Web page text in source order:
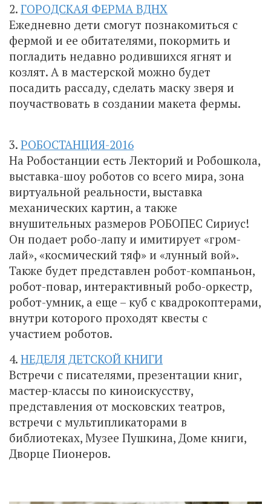
2. ГОРОДСКАЯ ФЕРМА ВДНХ
Ежедневно дети смогут познакомиться с
фермой и ее обитателями, покормить и
погладить недавно родившихся ягнят и
козлят. А в мастерской можно будет
посадить рассаду, сделать маску зверя и
поучаствовать в создании макета фермы.
3. РОБОСТАНЦИЯ-2016
На Робостанции есть Лекторий и Робошкола,
выставка-шоу роботов со всего мира, зона
виртуальной реальности, выставка
механических картин, а также
внушительных размеров РОБОПЕС Сириус!
Он подает робо-лапу и имитирует «гром-
лай», «космический тяф» и «лунный вой».
Также будет представлен робот-компаньон,
робот-повар, интерактивный робо-оркестр,
робот-умник, а еще – куб с квадрокоптерами,
внутри которого проходят квесты с
участием роботов.
4. НЕДЕЛЯ ДЕТСКОЙ КНИГИ
Встречи с писателями, презентации книг,
мастер-классы по киноискусству,
представления от московских театров,
встречи с мультипликаторами в
библиотеках, Музее Пушкина, Доме книги,
Дворце Пионеров.